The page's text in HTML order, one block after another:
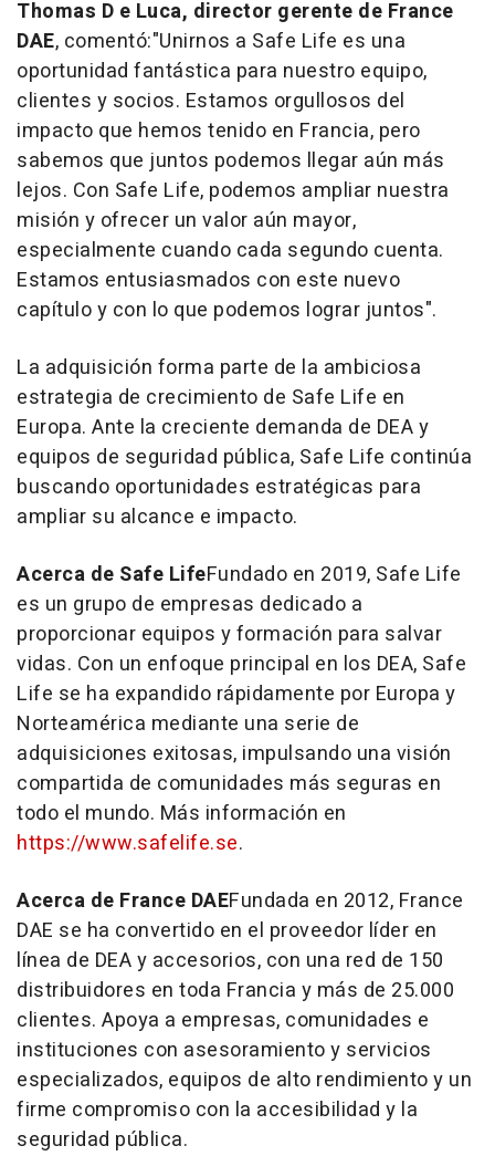
Thomas D e Luca, director gerente de France
DAE, comentó:"Unirnos a Safe Life es una
oportunidad fantástica para nuestro equipo,
clientes y socios. Estamos orgullosos del
impacto que hemos tenido en Francia, pero
sabemos que juntos podemos llegar aún más
lejos. Con Safe Life, podemos ampliar nuestra
misión y ofrecer un valor aún mayor,
especialmente cuando cada segundo cuenta.
Estamos entusiasmados con este nuevo
capítulo y con lo que podemos lograr juntos".
La adquisición forma parte de la ambiciosa
estrategia de crecimiento de Safe Life en
Europa. Ante la creciente demanda de DEA y
equipos de seguridad pública, Safe Life continúa
buscando oportunidades estratégicas para
ampliar su alcance e impacto.
Acerca de Safe LifeFundado en 2019, Safe Life
es un grupo de empresas dedicado a
proporcionar equipos y formación para salvar
vidas. Con un enfoque principal en los DEA, Safe
Life se ha expandido rápidamente por Europa y
Norteamérica mediante una serie de
adquisiciones exitosas, impulsando una visión
compartida de comunidades más seguras en
todo el mundo. Más información en
https://www.safelife.se.
Acerca de France DAEFundada en 2012, France
DAE se ha convertido en el proveedor líder en
línea de DEA y accesorios, con una red de 150
distribuidores en toda Francia y más de 25.000
clientes. Apoya a empresas, comunidades e
instituciones con asesoramiento y servicios
especializados, equipos de alto rendimiento y un
firme compromiso con la accesibilidad y la
seguridad pública.